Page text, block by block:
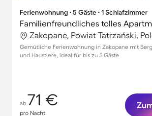
Ferienwohnung ∙ 5 Gäste ∙ 1 Schlafzimmer
Zakopane, Powiat Tatrzański,
Gemütliche Ferienwohnung in Zakopane mit
und Haustiere, ideal für bis zu 5 Gäste
ab 71 €
pro Nacht